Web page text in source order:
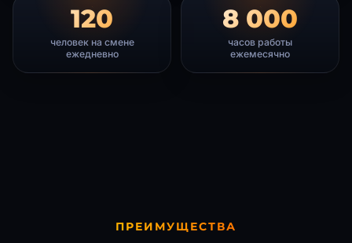
120
человек на смене
ежедневно
8 000
часов работы
ежемесячно
ПРЕИМУЩЕСТВА